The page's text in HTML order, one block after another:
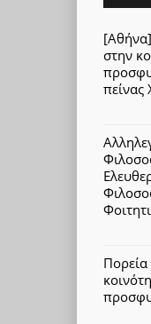
στην
πείνας